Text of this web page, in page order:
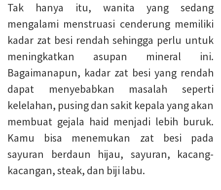
Tak hanya itu, wanita yang sedang
mengalami menstruasi cenderung memiliki
kadar zat besi rendah sehingga perlu untuk
meningkatkan asupan mineral ini.
Bagaimanapun, kadar zat besi yang rendah
dapat menyebabkan masalah seperti
kelelahan, pusing dan sakit kepala yang akan
membuat gejala haid menjadi lebih buruk.
Kamu bisa menemukan zat besi pada
sayuran berdaun hijau, sayuran, kacang-
kacangan, steak, dan biji labu.